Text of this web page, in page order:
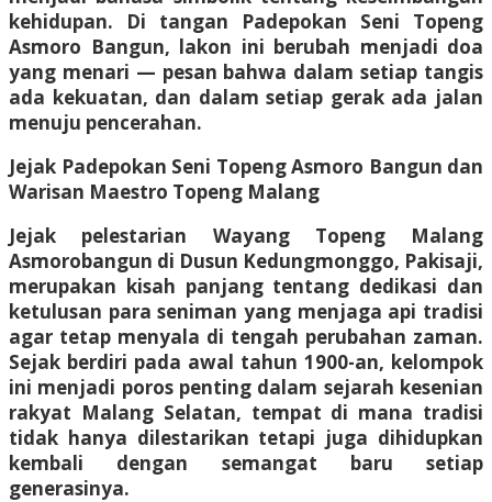
kehidupan. Di tangan Padepokan Seni Topeng
Asmoro Bangun, lakon ini berubah menjadi doa
yang menari — pesan bahwa dalam setiap tangis
ada kekuatan, dan dalam setiap gerak ada jalan
menuju pencerahan.
Jejak Padepokan Seni Topeng Asmoro Bangun dan
Warisan Maestro Topeng Malang
Jejak pelestarian Wayang Topeng Malang
Asmorobangun di Dusun Kedungmonggo, Pakisaji,
merupakan kisah panjang tentang dedikasi dan
ketulusan para seniman yang menjaga api tradisi
agar tetap menyala di tengah perubahan zaman.
Sejak berdiri pada awal tahun 1900-an, kelompok
ini menjadi poros penting dalam sejarah kesenian
rakyat Malang Selatan, tempat di mana tradisi
tidak hanya dilestarikan tetapi juga dihidupkan
kembali dengan semangat baru setiap
generasinya.